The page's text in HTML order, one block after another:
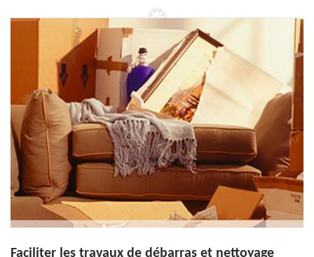
Faciliter les travaux de débarras et nettoyage